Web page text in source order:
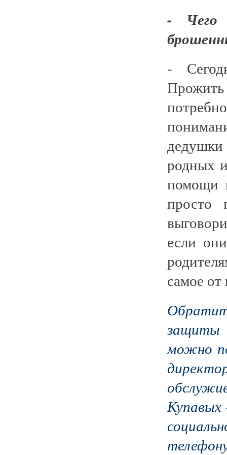
- Чего
-
родных
помощи
просто
если
самое
можно
Купавых